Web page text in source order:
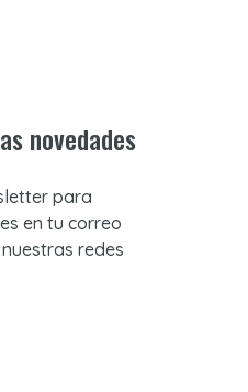
novedades
para
en tu correo
redes